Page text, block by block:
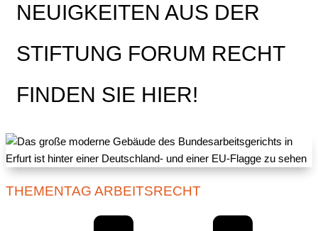
NEUIGKEITEN AUS DER
STIFTUNG FORUM RECHT
FINDEN SIE HIER!
THEMENTAG ARBEITSRECHT